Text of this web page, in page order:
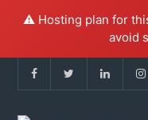
⚠️ Hosting plan for
avoid